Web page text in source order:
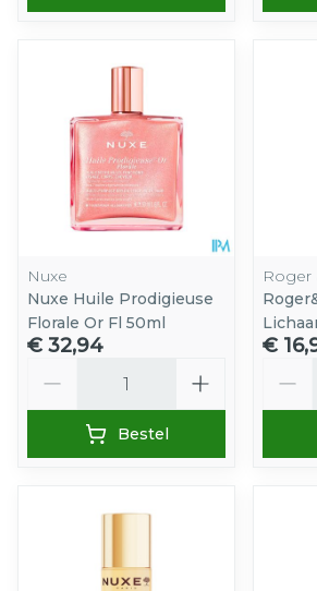
Nuxe
Nuxe Huile Prodigieuse
Florale Or Fl 50ml
€ 32,94
Bestel
Roger
€